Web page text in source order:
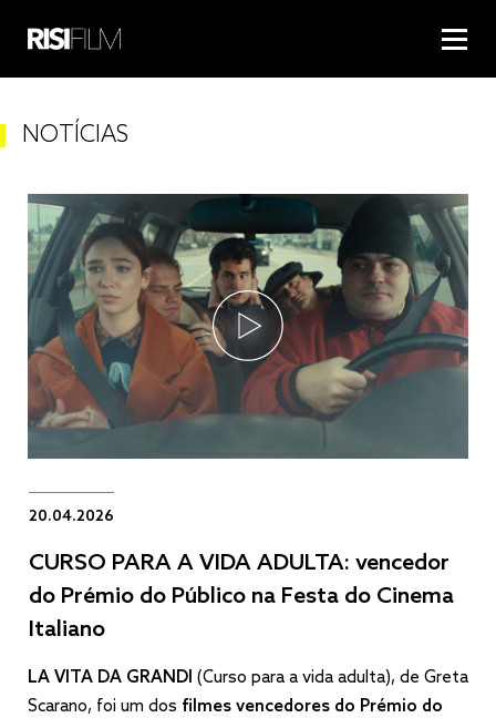
NOTÍCIAS
20.04.2026
CURSO PARA A VIDA ADULTA: vencedor
do Prémio do Público na Festa do Cinema
Italiano
LA VITA DA GRANDI (Curso para a vida adulta), de Greta
Scarano, foi um dos filmes vencedores do Prémio do